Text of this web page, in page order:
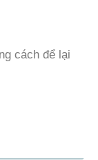
cách để lại